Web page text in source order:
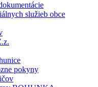
služieb obce
pokyny